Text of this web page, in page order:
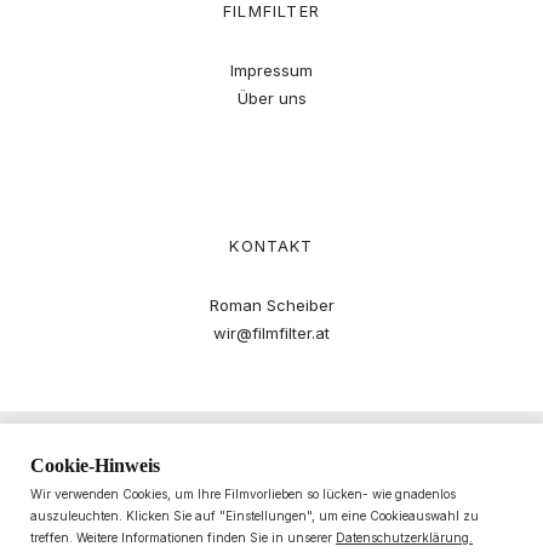
FILMFILTER
Impressum
Über uns
KONTAKT
Roman Scheiber
wir@filmfilter.at
Cookie-Hinweis
Wir verwenden Cookies, um Ihre Filmvorlieben so lücken- wie gnadenlos
auszuleuchten. Klicken Sie auf "Einstellungen", um eine Cookieauswahl zu
treffen. Weitere Informationen finden Sie in unserer Datenschutzerklärung.